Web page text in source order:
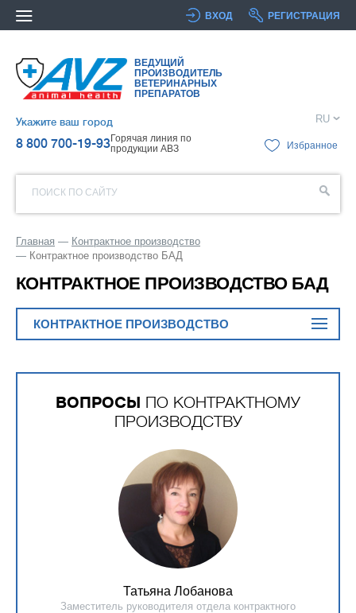
ВХОД РЕГИСТРАЦИЯ
ВЕДУЩИЙ
ПРОИЗВОДИТЕЛЬ
ВЕТЕРИНАРНЫХ
ПРЕПАРАТОВ
Укажите ваш город
8 800 700-19-93Горячая линия по
продукции АВЗ
RU
Избранное
ПОИСК ПО САЙТУ
Главная
Контрактное производство
Контрактное производство БАД
КОНТРАКТНОЕ ПРОИЗВОДСТВО БАД
КОНТРАКТНОЕ ПРОИЗВОДСТВО
ВОПРОСЫ ПО КОНТРАКТНОМУ
ПРОИЗВОДСТВУ
Татьяна Лобанова
Заместитель руководителя отдела контрактного